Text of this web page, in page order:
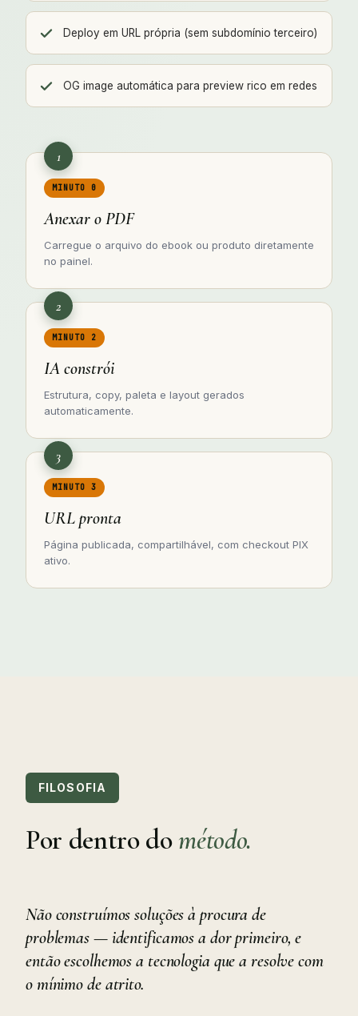
Deploy em URL própria (sem subdomínio terceiro)
OG image automática para preview rico em redes
1
MINUTO 0
Anexar o PDF
Carregue o arquivo do ebook ou produto diretamente
no painel.
2
MINUTO 2
IA constrói
Estrutura, copy, paleta e layout gerados
automaticamente.
3
MINUTO 3
URL pronta
Página publicada, compartilhável, com checkout PIX
ativo.
FILOSOFIA
Por dentro dométodo.
Não construímos soluções à procura de
problemas — identificamos a dor primeiro, e
então escolhemos a tecnologia que a resolve com
o mínimo de atrito.